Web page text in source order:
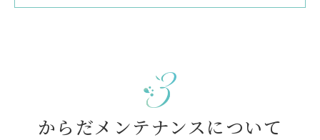
からだメンテナンスについて